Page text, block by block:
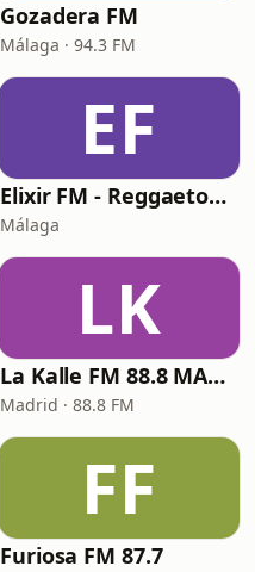
Gozadera FM
Málaga · 94.3 FM
EF
Elixir FM - Reggaeton Party
Málaga
LK
La Kalle FM 88.8 MADRID
Madrid · 88.8 FM
FF
Furiosa FM 87.7